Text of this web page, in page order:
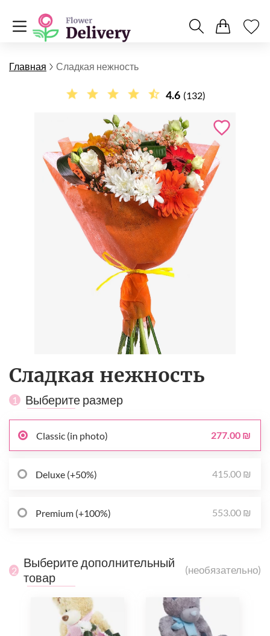
Главная Сладкая нежность
4.6 (132)
Сладкая нежность
1 Выберите размер
Classic (in photo) 277.00 ₪
Deluxe (+50%) 415.00 ₪
Premium (+100%) 553.00 ₪
2
Выберите дополнительный
товар
(необязательно)